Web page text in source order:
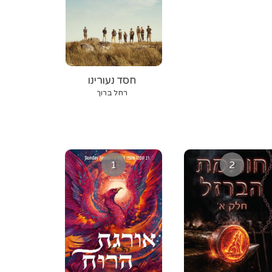
חסד נעורינו
רחל ברוך
1 2